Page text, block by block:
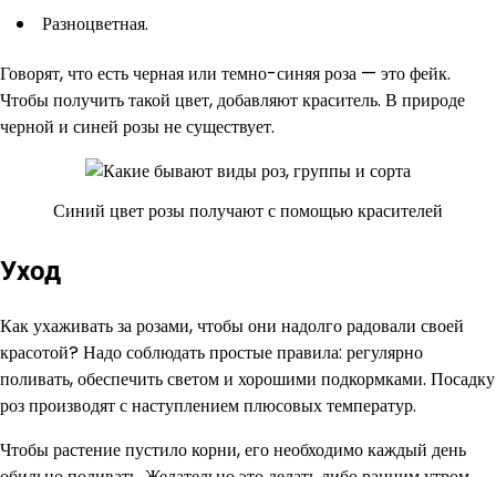
Разноцветная.
Говорят, что есть черная или темно-синяя роза — это фейк.
Чтобы получить такой цвет, добавляют краситель. В природе
черной и синей розы не существует.
Синий цвет розы получают с помощью красителей
Уход
Как ухаживать за розами, чтобы они надолго радовали своей
красотой? Надо соблюдать простые правила: регулярно
поливать, обеспечить светом и хорошими подкормками. Посадку
роз производят с наступлением плюсовых температур.
Чтобы растение пустило корни, его необходимо каждый день